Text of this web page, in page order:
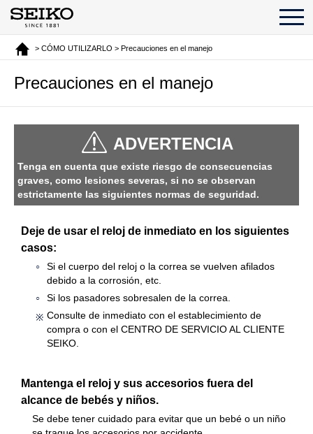
> CÓMO UTILIZARLO > Precauciones en el manejo
Precauciones en el manejo
ADVERTENCIA
Tenga en cuenta que existe riesgo de consecuencias
graves, como lesiones severas, si no se observan
estrictamente las siguientes normas de seguridad.
Deje de usar el reloj de inmediato en los siguientes
casos:
Si el cuerpo del reloj o la correa se vuelven afilados
debido a la corrosión, etc.
Si los pasadores sobresalen de la correa.
Consulte de inmediato con el establecimiento de
compra o con el CENTRO DE SERVICIO AL CLIENTE
SEIKO.
Mantenga el reloj y sus accesorios fuera del
alcance de bebés y niños.
Se debe tener cuidado para evitar que un bebé o un niño